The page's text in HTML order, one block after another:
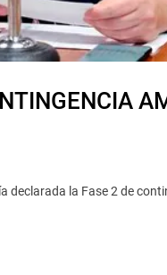
declarada la Fase 2 de